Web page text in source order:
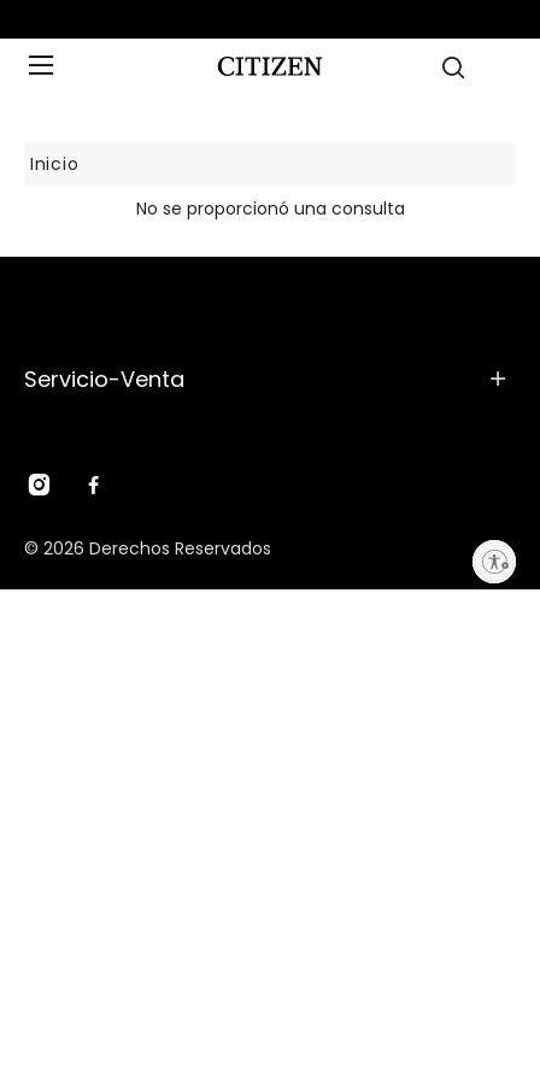
Enable accessibility
Inicio
No se proporcionó una consulta
Servicio-Venta
© 2026 Derechos Reservados